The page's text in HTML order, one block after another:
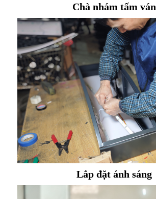
Chà nhám tấm ván
Lắp đặt ánh sáng